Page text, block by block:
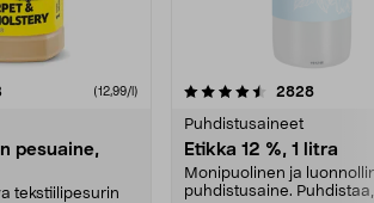
(12,99/l)
pesuaine,
tekstiilipesurin
2828
Puhdistusaineet
Etikka 12 %, 1 litra
Monipuolinen ja
puhdistusaine.
4.5 viidestä